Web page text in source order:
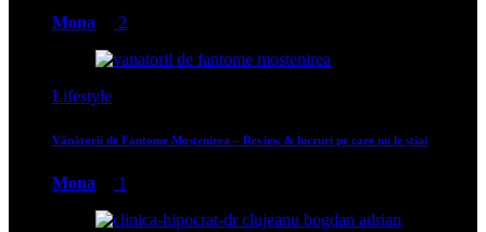
Mona 2
Lifestyle
Vânătorii de Fantome Moștenirea – Review & lucruri pe care nu le știai
Mona 1